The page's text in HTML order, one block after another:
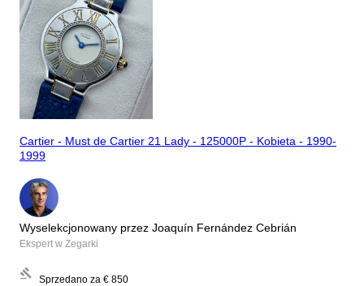
Cartier - Must de Cartier 21 Lady - 125000P - Kobieta - 1990-
1999
Wyselekcjonowany przez Joaquín Fernández Cebrián
Ekspert w Zegarki
Sprzedano za € 850